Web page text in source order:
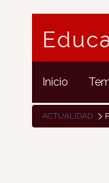
Inicio
ACTUALIDAD